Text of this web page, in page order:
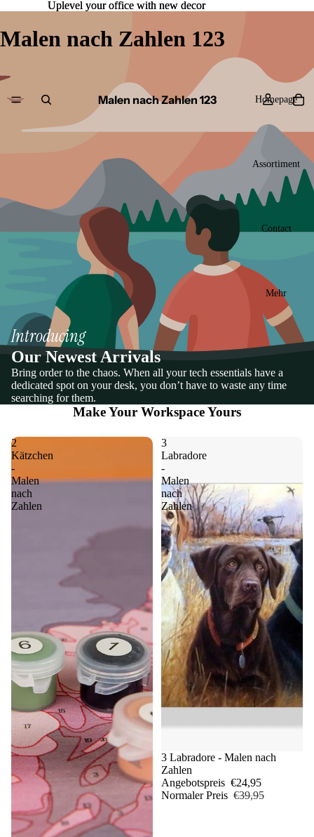
Uplevel your office with new decor
Uplevel your office with new decor
Malen nach Zahlen 123
Malen nach Zahlen 123 Homepage
Assortiment
Contact
Mehr
Introducing
Our Newest Arrivals
Bring order to the chaos. When all your tech essentials have a
dedicated spot on your desk, you don’t have to waste any time
searching for them.
Make Your Workspace Yours
2
Kätzchen
-
Malen
nach
Zahlen
3
Labradore
-
Malen
nach
Zahlen
Sale
3 Labradore - Malen nach
Zahlen
Angebotspreis €24,95
Normaler Preis €39,95